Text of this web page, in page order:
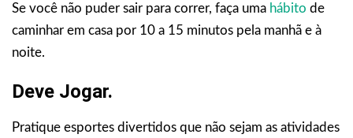
Se você não puder sair para correr, faça uma hábito de
caminhar em casa por 10 a 15 minutos pela manhã e à
noite.
Deve Jogar.
Pratique esportes divertidos que não sejam as atividades